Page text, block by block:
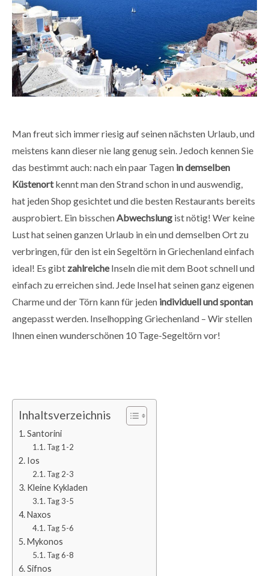
Man freut sich immer riesig auf seinen nächsten Urlaub, und
meistens kann dieser nie lang genug sein. Jedoch kennen Sie
das bestimmt auch: nach ein paar Tagen in demselben
Küstenortkennt man den Strand schon in und auswendig,
hat jeden Shop gesichtet und die besten Restaurants bereits
ausprobiert. Ein bisschenAbwechslung ist nötig! Wer keine
Lust hat seinen ganzen Urlaub in ein und demselben Ort zu
verbringen, für den ist ein Segeltörn in Griechenland einfach
ideal! Es gibt zahlreicheInseln die mit dem Boot schnell und
einfach zu erreichen sind. Jede Insel hat seinen ganz eigenen
Charme und der Törn kann für jeden individuell und spontan
angepasst werden. Inselhopping Griechenland – Wir stellen
Ihnen einen wunderschönen 10 Tage-Segeltörn vor!
Inhaltsverzeichnis
Santorini
Tag 1-2
Ios
Tag 2-3
Kleine Kykladen
Tag 3-5
Naxos
Tag 5-6
Mykonos
Tag 6-8
Sifnos